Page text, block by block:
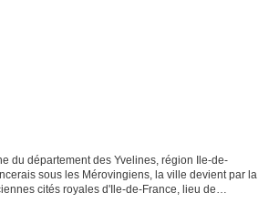
du département des Yvelines, région Ile-de-
sous les Mérovingiens, la ville devient par la
cités royales d'Ile-de-France, lieu de